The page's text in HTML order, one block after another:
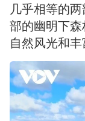
几乎相等的
部的幽明下
自然风光和丰